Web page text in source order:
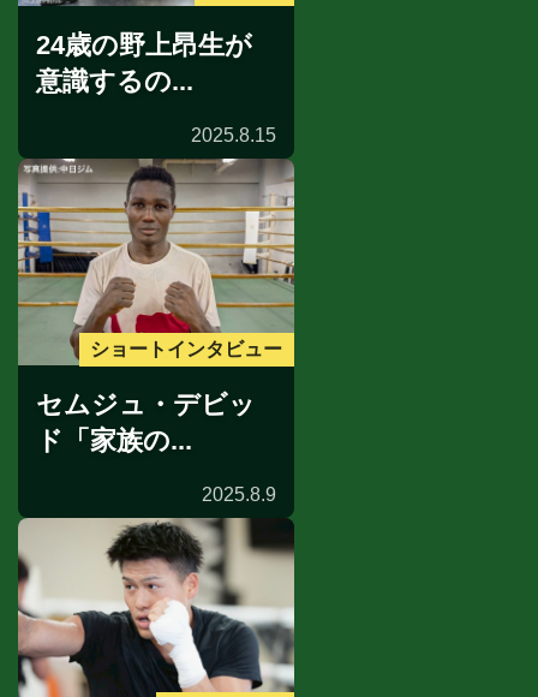
24歳の野上昂生が
意識するの...
2025.8.15
ショートインタビュー
セムジュ・デビッ
ド「家族の...
2025.8.9